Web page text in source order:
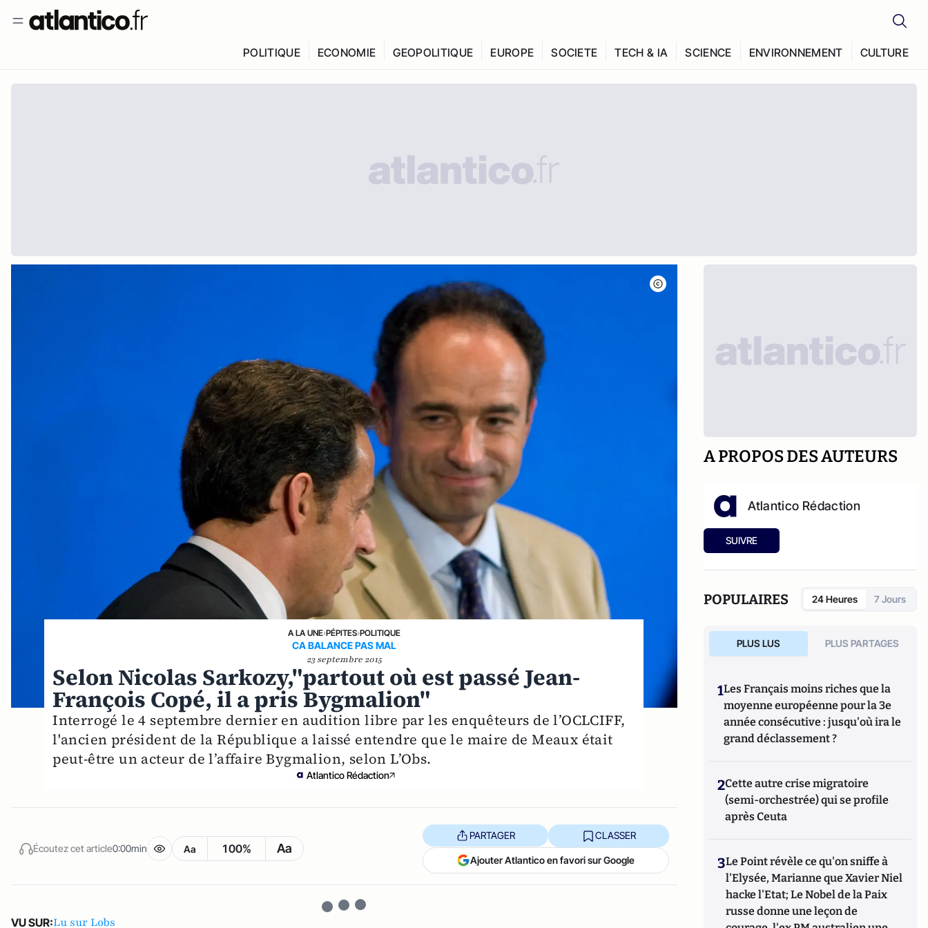
POLITIQUE ECONOMIE GEOPOLITIQUE EUROPE SOCIETE TECH & IA SCIENCE ENVIRONNEMENT CULTURE
A LA UNE›PÉPITES›POLITIQUE
CA BALANCE PAS MAL
23 septembre 2015
Selon Nicolas Sarkozy,"partout où est passé Jean-
François Copé, il a pris Bygmalion"
Interrogé le 4 septembre dernier en audition libre par les enquêteurs de l’OCLCIFF,
l'ancien président de la République a laissé entendre que le maire de Meaux était
peut-être un acteur de l’affaire Bygmalion, selon L’Obs.
Atlantico Rédaction
Écoutez cet article0:00min Aa 100% Aa
PARTAGER CLASSER
Ajouter Atlantico en favori sur Google
VU SUR:Lu sur Lobs
A PROPOS DES AUTEURS
Atlantico Rédaction
SUIVRE
POPULAIRES 24 Heures 7 Jours
PLUS LUS PLUS PARTAGES
1Les Français moins riches que la
moyenne européenne pour la 3e
année consécutive : jusqu'où ira le
grand déclassement ?
2Cette autre crise migratoire
(semi-orchestrée) qui se profile
après Ceuta
3Le Point révèle ce qu'on sniffe à
l'Elysée, Marianne que Xavier Niel
hacke l'Etat; Le Nobel de la Paix
russe donne une leçon de